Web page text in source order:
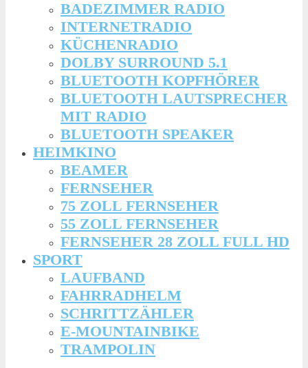
BADEZIMMER RADIO
INTERNETRADIO
KÜCHENRADIO
DOLBY SURROUND 5.1
BLUETOOTH KOPFHÖRER
BLUETOOTH LAUTSPRECHER
MIT RADIO
BLUETOOTH SPEAKER
HEIMKINO
BEAMER
FERNSEHER
75 ZOLL FERNSEHER
55 ZOLL FERNSEHER
FERNSEHER 28 ZOLL FULL HD
SPORT
LAUFBAND
FAHRRADHELM
SCHRITTZÄHLER
E-MOUNTAINBIKE
TRAMPOLIN